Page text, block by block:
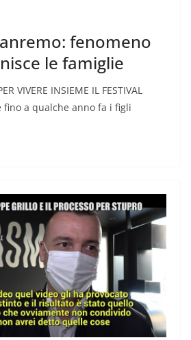
fenomeno
le famiglie
VIVERE INSIEME IL FESTIVAL
fino a qualche anno fa i figli